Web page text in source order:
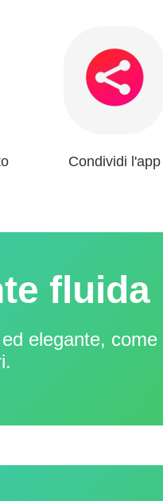
Condividi l'app
fluida
elegante,